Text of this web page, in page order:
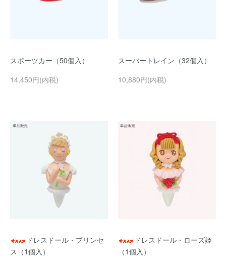
スポーツカー（50個入）
14,450円(内税)
スーパートレイン（32個入）
10,880円(内税)
ドレスドール・プリンセ
ス（1個入）
ドレスドール・ローズ姫
（1個入）